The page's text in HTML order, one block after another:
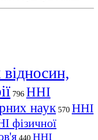
796 ННІ
наук 570 ННІ
фізичної
440 ННІ